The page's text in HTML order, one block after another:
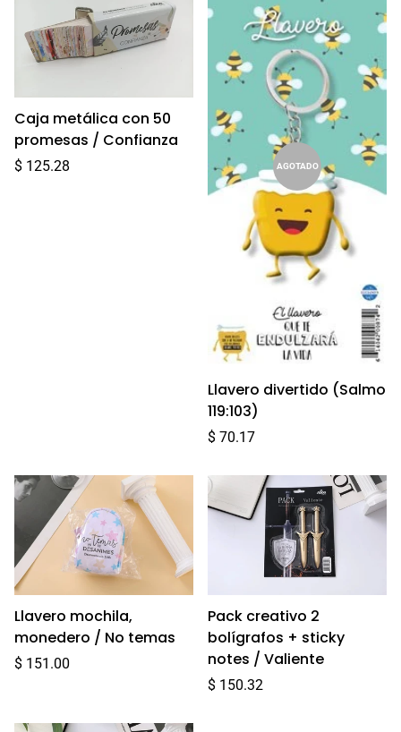
Caja metálica con 50
promesas / Confianza
Precio
$ 125.28 AGOTADO
Llavero divertido (Salmo
119:103)
Precio
$ 70.17
Llavero mochila,
monedero / No temas
Precio
$ 151.00
Pack creativo 2
bolígrafos + sticky
notes / Valiente
Precio
$ 150.32